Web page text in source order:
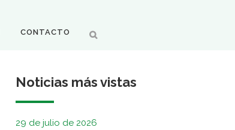
CONTACTO
Noticias más vistas
29 de julio de 2026